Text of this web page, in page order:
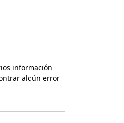
información
algún error